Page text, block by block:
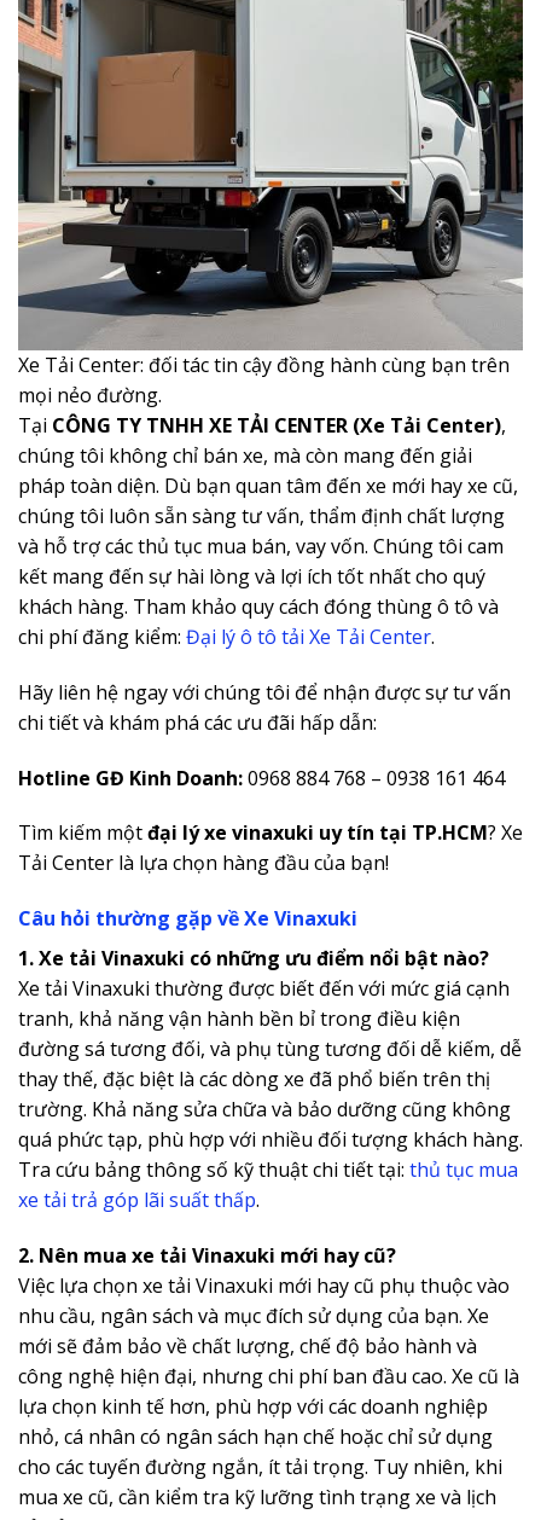
Xe Tải Center: đối tác tin cậy đồng hành cùng bạn trên
mọi nẻo đường.
Tại CÔNG TY TNHH XE TẢI CENTER (Xe Tải Center),
chúng tôi không chỉ bán xe, mà còn mang đến giải
pháp toàn diện. Dù bạn quan tâm đến xe mới hay xe cũ,
chúng tôi luôn sẵn sàng tư vấn, thẩm định chất lượng
và hỗ trợ các thủ tục mua bán, vay vốn. Chúng tôi cam
kết mang đến sự hài lòng và lợi ích tốt nhất cho quý
khách hàng. Tham khảo quy cách đóng thùng ô tô và
chi phí đăng kiểm: Đại lý ô tô tải Xe Tải Center.
Hãy liên hệ ngay với chúng tôi để nhận được sự tư vấn
chi tiết và khám phá các ưu đãi hấp dẫn:
Hotline GĐ Kinh Doanh:0968 884 768 – 0938 161 464
Tìm kiếm mộtđại lý xe vinaxuki uy tín tại TP.HCM? Xe
Tải Center là lựa chọn hàng đầu của bạn!
Câu hỏi thường gặp về Xe Vinaxuki
1. Xe tải Vinaxuki có những ưu điểm nổi bật nào?
Xe tải Vinaxuki thường được biết đến với mức giá cạnh
tranh, khả năng vận hành bền bỉ trong điều kiện
đường sá tương đối, và phụ tùng tương đối dễ kiếm, dễ
thay thế, đặc biệt là các dòng xe đã phổ biến trên thị
trường. Khả năng sửa chữa và bảo dưỡng cũng không
quá phức tạp, phù hợp với nhiều đối tượng khách hàng.
Tra cứu bảng thông số kỹ thuật chi tiết tại: thủ tục mua
xe tải trả góp lãi suất thấp.
2. Nên mua xe tải Vinaxuki mới hay cũ?
Việc lựa chọn xe tải Vinaxuki mới hay cũ phụ thuộc vào
nhu cầu, ngân sách và mục đích sử dụng của bạn. Xe
mới sẽ đảm bảo về chất lượng, chế độ bảo hành và
công nghệ hiện đại, nhưng chi phí ban đầu cao. Xe cũ là
lựa chọn kinh tế hơn, phù hợp với các doanh nghiệp
nhỏ, cá nhân có ngân sách hạn chế hoặc chỉ sử dụng
cho các tuyến đường ngắn, ít tải trọng. Tuy nhiên, khi
mua xe cũ, cần kiểm tra kỹ lưỡng tình trạng xe và lịch